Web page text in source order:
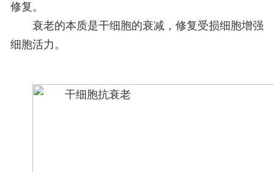
修复。
衰老的本质是干细胞的衰减，修复受损细胞增强
细胞活力。